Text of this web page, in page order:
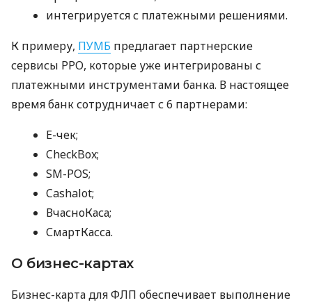
интегрируется с платежными решениями.
К примеру, ПУМБ предлагает партнерские
сервисы РРО, которые уже интегрированы с
платежными инструментами банка. В настоящее
время банк сотрудничает с 6 партнерами:
E-чек;
CheckBox;
SM-POS;
Cashalot;
ВчасноКаса;
СмартКасса.
О бизнес-картах
Бизнес-карта для ФЛП обеспечивает выполнение